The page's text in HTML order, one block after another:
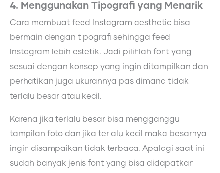
4. Menggunakan Tipografi yang Menarik
Cara membuat feed Instagram aesthetic bisa
bermain dengan tipografi sehingga feed
Instagram lebih estetik. Jadi pilihlah font yang
sesuai dengan konsep yang ingin ditampilkan dan
perhatikan juga ukurannya pas dimana tidak
terlalu besar atau kecil.
Karena jika terlalu besar bisa mengganggu
tampilan foto dan jika terlalu kecil maka besarnya
ingin disampaikan tidak terbaca. Apalagi saat ini
sudah banyak jenis font yang bisa didapatkan